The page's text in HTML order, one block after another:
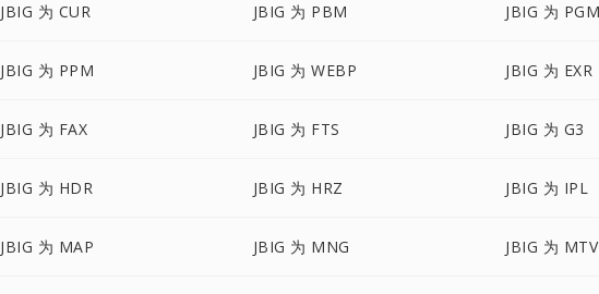
JBIG 为 CUR JBIG 为 PBM JBIG 为 PGM
JBIG 为 PPM JBIG 为 WEBP JBIG 为 EXR
JBIG 为 FAX JBIG 为 FTS JBIG 为 G3
JBIG 为 HDR JBIG 为 HRZ JBIG 为 IPL
JBIG 为 MAP JBIG 为 MNG JBIG 为 MTV